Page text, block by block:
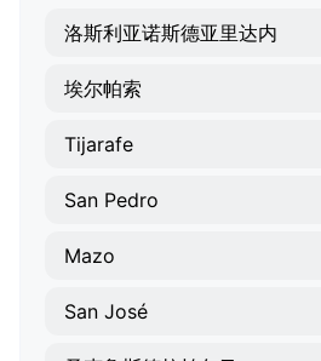
洛斯利亚诺斯德亚里达内
埃尔帕索
Tijarafe
San Pedro
Mazo
San José